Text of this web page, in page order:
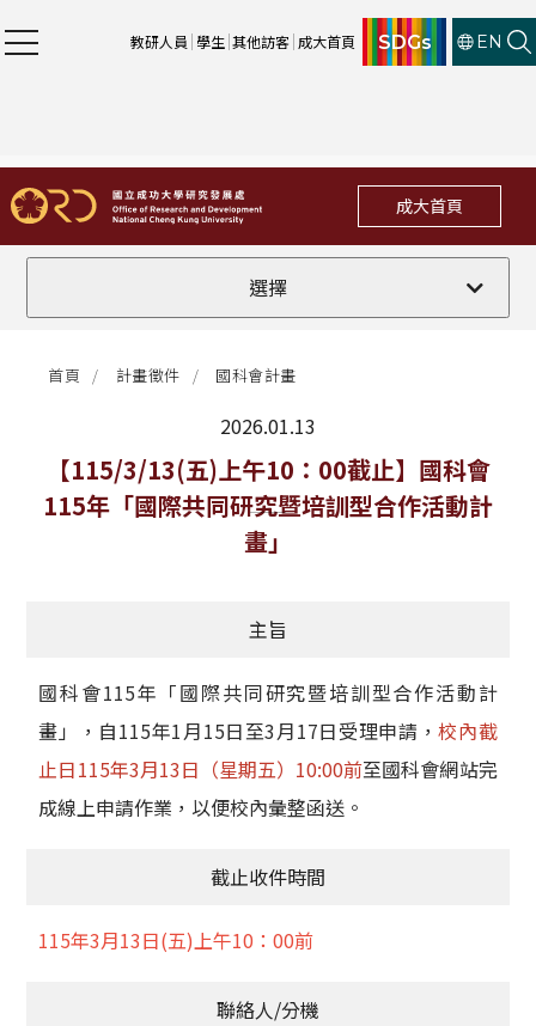
教研人員 學生 其他訪客 成大首頁 SDGs EN
成大首頁
選擇
全部
法規修訂
補助獎項
活動訊息
學術榮譽
其他
活動花絮
首頁 計畫徵件 國科會計畫
2026.01.13
最新消息
【115/3/13(五)上午10：00截止】國科會
115年「國際共同研究暨培訓型合作活動計
畫」
主旨
國科會115年「國際共同研究暨培訓型合作活動計
畫」，自115年1月15日至3月17日受理申請，校內截
止日115年3月13日（星期五）10:00前至國科會網站完
成線上申請作業，以便校內彙整函送。
截止收件時間
115年3月13日(五)上午10：00前
聯絡人/分機